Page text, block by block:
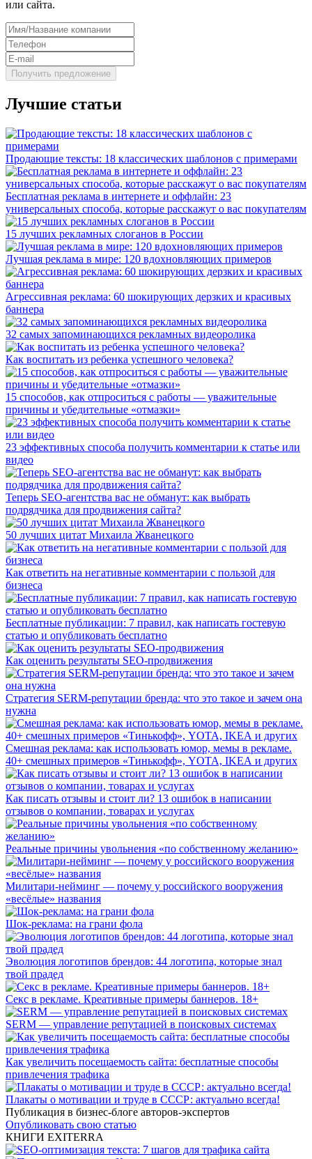
или сайта.
Лучшие статьи
Продающие тексты: 18 классических шаблонов с примерами
Бесплатная реклама в интернете и оффлайн: 23
универсальных способа, которые расскажут о вас покупателям
15 лучших рекламных слоганов в России
Лучшая реклама в мире: 120 вдохновляющих примеров
Агрессивная реклама: 60 шокирующих дерзких и красивых
баннера
32 самых запоминающихся рекламных видеоролика
Как воспитать из ребенка успешного человека?
15 способов, как отпроситься с работы — уважительные
причины и убедительные «отмазки»
23 эффективных способа получить комментарии к статье или
видео
Теперь SEO-агентства вас не обманут: как выбрать
подрядчика для продвижения сайта?
50 лучших цитат Михаила Жванецкого
Как ответить на негативные комментарии с пользой для
бизнеса
Бесплатные публикации: 7 правил, как написать гостевую
статью и опубликовать бесплатно
Как оценить результаты SEO-продвижения
Стратегия SERM-репутации бренда: что это такое и зачем она
нужна
Смешная реклама: как использовать юмор, мемы в рекламе.
40+ смешных примеров «Тинькофф», YOTA, IKEA и других
Как писать отзывы и стоит ли? 13 ошибок в написании
отзывов о компании, товарах и услугах
Реальные причины увольнения «по собственному желанию»
Милитари-нейминг — почему у российского вооружения
«весёлые» названия
Шок-реклама: на грани фола
Эволюция логотипов брендов: 44 логотипа, которые знал
твой прадед
Секс в рекламе. Креативные примеры баннеров. 18+
SERM — управление репутацией в поисковых системах
Как увеличить посещаемость сайта: бесплатные способы
привлечения трафика
Плакаты о мотивации и труде в СССР: актуально всегда!
Публикация в бизнес-блоге авторов-экспертов
Опубликовать свою статью
КНИГИ EXITERRA